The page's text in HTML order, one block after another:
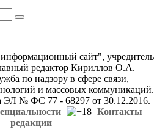
сайт", учредитель
редактор Кириллов О.А.
по надзору в сфере связи,
и массовых коммуникаций.
ЭЛ № ФС 77 - 68297 от 30.12.2016.
Контакты
редакции